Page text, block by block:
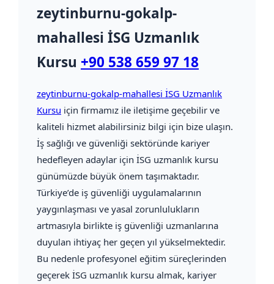
zeytinburnu-gokalp-
mahallesi İSG Uzmanlık
Kursu +90 538 659 97 18
zeytinburnu-gokalp-mahallesi İSG Uzmanlık
Kursu için firmamız ile iletişime geçebilir ve
kaliteli hizmet alabilirsiniz bilgi için bize ulaşın.
İş sağlığı ve güvenliği sektöründe kariyer
hedefleyen adaylar için İSG uzmanlık kursu
günümüzde büyük önem taşımaktadır.
Türkiye’de iş güvenliği uygulamalarının
yaygınlaşması ve yasal zorunlulukların
artmasıyla birlikte iş güvenliği uzmanlarına
duyulan ihtiyaç her geçen yıl yükselmektedir.
Bu nedenle profesyonel eğitim süreçlerinden
geçerek İSG uzmanlık kursu almak, kariyer